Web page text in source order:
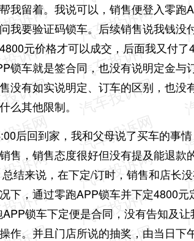
我留着。我说可以，销售便登入零跑
我要验证码锁车。后续销售说我钱
元价格才可以成交，后面我又付
锁车就是签合同，也没有说明定金
没有如实说明定、订车的区别，也
么其他限制。
后回到家，我和父母说了买车的事
售，销售态度很好但没有提及能退
结来说，在下定/订时，销售和店长
下，通过零跑APP锁车并下定4800
APP锁车下定便是合同，没有告知及
作。并且门店所说的抽奖，由当日下